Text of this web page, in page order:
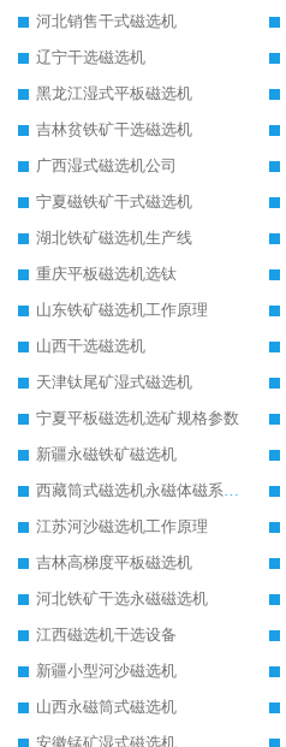
河北销售干式磁选机
辽宁干选磁选机
黑龙江湿式平板磁选机
吉林贫铁矿干选磁选机
广西湿式磁选机公司
宁夏磁铁矿干式磁选机
湖北铁矿磁选机生产线
重庆平板磁选机选钛
山东铁矿磁选机工作原理
山西干选磁选机
天津钛尾矿湿式磁选机
宁夏平板磁选机选矿规格参数
新疆永磁铁矿磁选机
西藏筒式磁选机永磁体磁系设计
江苏河沙磁选机工作原理
吉林高梯度平板磁选机
河北铁矿干选永磁磁选机
江西磁选机干选设备
新疆小型河沙磁选机
山西永磁筒式磁选机
安徽锰矿湿式磁选机